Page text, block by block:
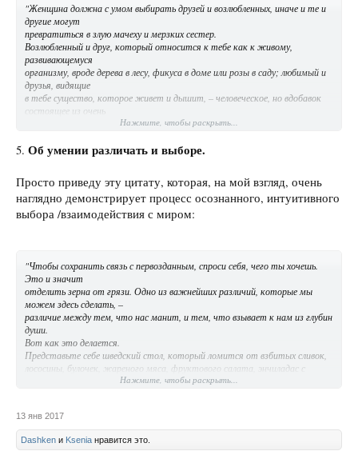
"Женщина должна с умом выбирать друзей и возлюбленных, иначе и те и
другие могут
превратиться в злую мачеху и мерзких сестер.
Возлюбленный и друг, который относится к тебе как к живому,
развивающемуся
организму, вроде дерева в лесу, фикуса в доме или розы в саду; любимый и
друзья, видящие
в тебе существо, которое живет и дышит, – человеческое, но вдобавок
состоящее из очень
тонких, влажных и волшебных вещей; любимый и друзья, которые
существо, – вот люди, которых ты ищешь. Они будут друзьями твоей
пылающий свет,
который видит и знает, очень важно осмотрительно выбирать друзей и
возлюбленных, не
Нажмите, чтобы раскрыть...
5. Об умении различать и выборе.
Просто приведу эту цитату, которая, на мой взгляд, очень
наглядно демонстрирует процесс осознанного, интуитивного
выбора /взаимодействия с миром:
"Чтобы сохранить связь с первозданным, спроси себя, чего ты хочешь.
Это и значит
отделить зерна от грязи. Одно из важнейших различий, которые мы
можем здесь сделать, –
различие между тем, что нас манит, и тем, что взывает к нам из глубин
души.
Вот как это делается.
Представьте себе шведский стол, который ломится от взбитых сливок,
лососины, булочек, жареного мяса, фруктового салата, энчиладас с
Представьте, что вы рассматриваете его и видите блюда, которые вам
по вкусу. «Так, –
говорите вы себе, – возьму-ка я это, это и немножко того».
Нажмите, чтобы раскрыть...
13 янв 2017
Dashken и Ksenia нравится это.